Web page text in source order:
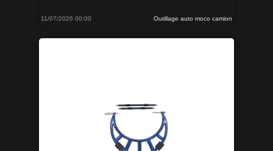
11/07/2026 00:00 Outillage auto moco camion